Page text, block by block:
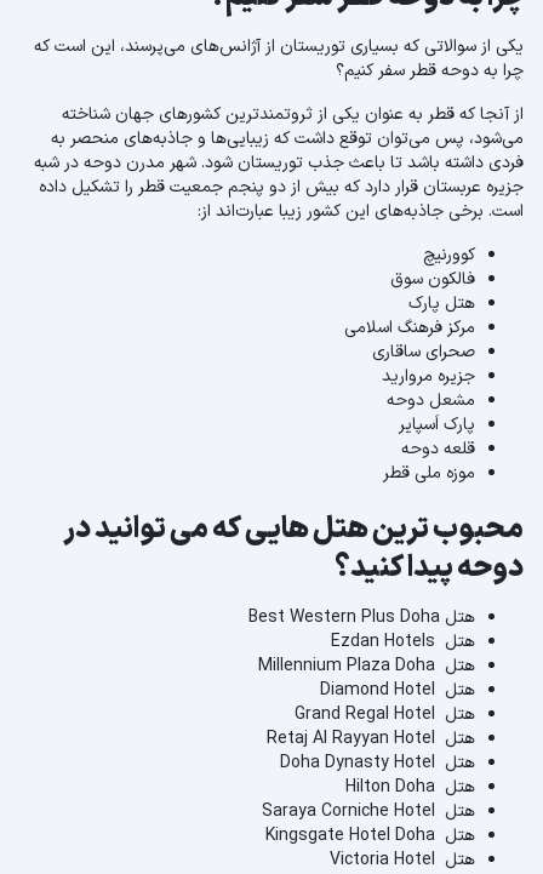
یکی از سوالاتی که بسیاری توریستان از آژانس‌های می‌پرسند، این است که
چرا به دوحه قطر سفر کنیم؟
از آنجا که قطر به عنوان یکی از ثروتمندترین کشورهای جهان شناخته
می‌شود، پس می‌توان توقع داشت که زیبایی‌ها و جاذبه‌های منحصر به
فردی داشته باشد تا باعث جذب توریستان شود. شهر مدرن دوحه در شبه
جزیره عربستان قرار دارد که بیش از دو پنجم جمعیت قطر را تشکیل داده
است. برخی جاذبه‌های این کشور زیبا عبارت‌اند از:
کوورنیچ
فالکون سوق
هتل پارک
مرکز فرهنگ اسلامی
صحرای ساقاری
جزیره مروارید
مشعل دوحه
پارک اَسپایر
قلعه دوحه
موزه ملی قطر
محبوب ترین هتل هایی که می توانید در
دوحه پیدا کنید؟
هتل Best Western Plus Doha
هتل Ezdan Hotels
هتل Millennium Plaza Doha
هتل Diamond Hotel
هتل Grand Regal Hotel
هتل Retaj Al Rayyan Hotel
هتل Doha Dynasty Hotel
هتل Hilton Doha
هتل Saraya Corniche Hotel
هتل Kingsgate Hotel Doha
هتل Victoria Hotel